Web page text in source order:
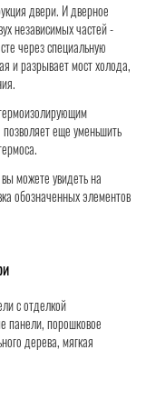
двери. И дверное
независимых частей -
через специальную
и разрывает мост холода,
еще уменьшить
можете увидеть на
обозначенных элементов
с отделкой
панели, порошковое
дерева, мягкая